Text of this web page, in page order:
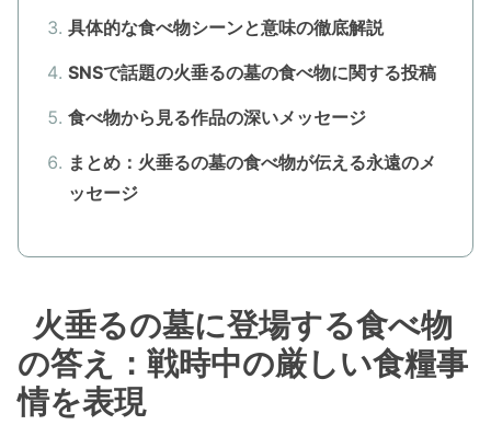
具体的な食べ物シーンと意味の徹底解説
SNSで話題の火垂るの墓の食べ物に関する投稿
食べ物から見る作品の深いメッセージ
まとめ：火垂るの墓の食べ物が伝える永遠のメ
ッセージ
火垂るの墓に登場する食べ物
の答え：戦時中の厳しい食糧事
情を表現